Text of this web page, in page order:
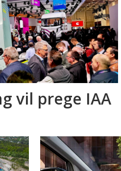
vil prege IAA